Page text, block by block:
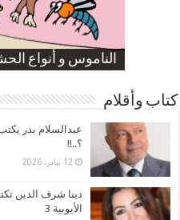
الناموس و أنواع
الموظفين بعد ارتفاع
ارتفاع نسبة
صورة كاركاتيرية
صورة كاركاتيرية
كتاب وأقلام
عبدالسلام بدر
؟..!!
12 يناير، 2026
دينا شرف الدين
الأيوبية 3